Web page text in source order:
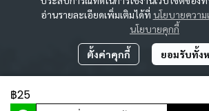
฿25
อ่านรายละเอียดเพิ่มเติมได้ที่ นโยบายควา
นโยบายคุกกี้
ตั้งค่าคุกกี้ ยอมรับทั้ง
ผู้เข้าชมวันนี้972